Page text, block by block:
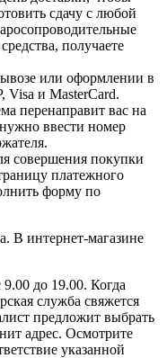
сдачу с любой
получаете
или оформлении в
Visa и MasterCard.
перенаправит вас на
ввести номер
совершения покупки
платежного
форму по
В интернет-магазине
9.00 до 19.00. Когда
служба свяжется
предложит выбрать
адрес. Осмотрите
указанной